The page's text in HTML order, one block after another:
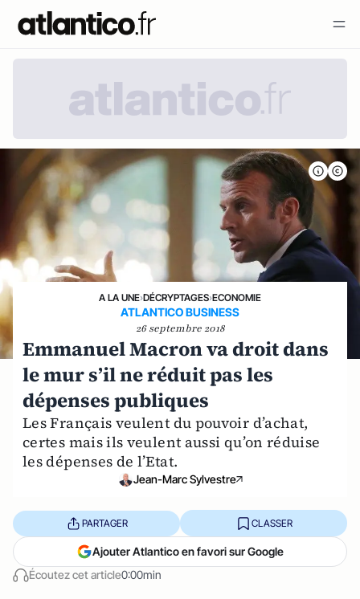
A LA UNE›DÉCRYPTAGES›ECONOMIE
ATLANTICO BUSINESS
26 septembre 2018
Emmanuel Macron va droit dans
le mur s’il ne réduit pas les
dépenses publiques
Les Français veulent du pouvoir d’achat,
certes mais ils veulent aussi qu’on réduise
les dépenses de l’Etat.
Jean-Marc Sylvestre
Écoutez cet article0:00min
PARTAGER CLASSER
Ajouter Atlantico en favori sur Google